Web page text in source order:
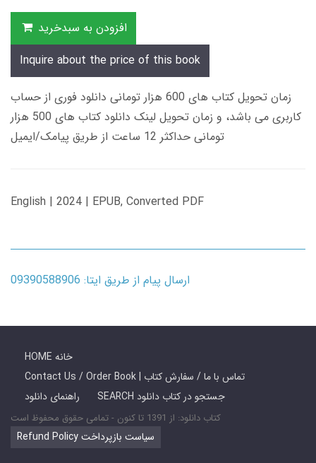
افزودن به سبدخرید
Inquire about the price of this book
زمان تحویل کتاب های 600 هزار تومانی دانلود فوری از حساب
کاربری می باشد، و زمان تحویل لینک دانلود کتاب های 500 هزار
تومانی حداکثر 12 ساعت از طریق پیامک/ایمیل
English | 2024 | EPUB, Converted PDF
ارسال پیام از طریق ایتا: 09390588906
HOME خانه
Contact Us / Order Book | تماس با ما / سفارش کتاب
راهنمای دانلود
SEARCH جستجو در کتاب دانلود
کتاب دانلود: از 1391 تا کنون - تمامی حقوق محفوظ است
Refund Policy سیاست بازپرداخت